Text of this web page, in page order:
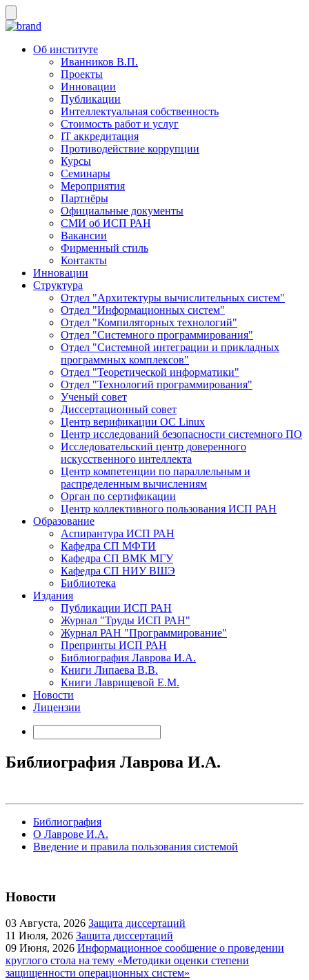
Об институте
Иванников В.П.
Проекты
Инновации
Публикации
Интеллектуальная собственность
Стоимость работ и услуг
IT аккредитация
Противодействие коррупции
Курсы
Семинары
Мероприятия
Партнёры
Официальные документы
СМИ об ИСП РАН
Вакансии
Фирменный стиль
Контакты
Инновации
Структура
Отдел "Архитектуры вычислительных систем"
Отдел "Информационных систем"
Отдел "Компиляторных технологий"
Отдел "Системного программирования"
Отдел "Системной интеграции и прикладных
программных комплексов"
Отдел "Теоретической информатики"
Отдел "Технологий программирования"
Ученый совет
Диссертационный совет
Центр верификации ОС Linux
Центр исследований безопасности системного ПО
Исследовательский центр доверенного
искусственного интеллекта
Центр компетенции по параллельным и
распределенным вычислениям
Орган по сертификации
Центр коллективного пользования ИСП РАН
Образование
Аспирантура ИСП РАН
Кафедра СП МФТИ
Кафедра СП ВМК МГУ
Кафедра СП НИУ ВШЭ
Библиотека
Издания
Публикации ИСП РАН
Журнал "Труды ИСП РАН"
Журнал РАН "Программирование"
Препринты ИСП РАН
Библиография Лаврова И.А.
Книги Липаева В.В.
Книги Лаврищевой Е.М.
Новости
Лицензии
Библиография Лаврова И.А.
Библиография
О Лаврове И.А.
Введение и правила пользования системой
Новости
03 Августа, 2026 Защита диссертаций
11 Июля, 2026 Защита диссертаций
09 Июня, 2026 Информационное сообщение о проведении
круглого стола на тему «Методики оценки степени
защищенности операционных систем»